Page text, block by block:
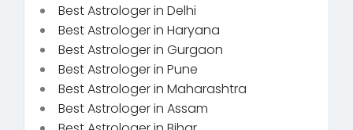
Best Astrologer in Delhi
Best Astrologer in Haryana
Best Astrologer in Gurgaon
Best Astrologer in Pune
Best Astrologer in Maharashtra
Best Astrologer in Assam